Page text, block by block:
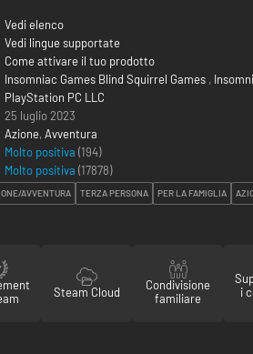
Vedi elenco
Vedi lingue supportate
Come attivare il tuo prodotto
Insomniac Games Blind Squirrel Games ,
PlayStation PC LLC
25 luglio 2023
Azione, Avventura
Molto positiva (194)
Molto positiva (17878)
AVVENTURA TERZA PERSONA PER LA FAMIGLIA
Steam Cloud
Condivisione
familiare
i